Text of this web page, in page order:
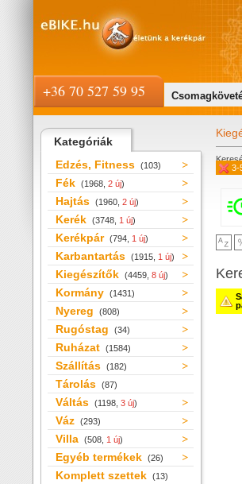
Kategóriák
Edzés, Fitness (103)
Fék (1968, 2 új)
Hajtás (1960, 2 új)
Kerék (3748, 1 új)
Kerékpár (794, 1 új)
Karbantartás (1915, 1 új)
Kiegészítők (4459, 8 új)
Kormány (1431)
Nyereg (808)
Rugóstag (34)
Ruházat (1584)
Szállítás (182)
Tárolás (87)
Váltás (1198, 3 új)
Váz (293)
Villa (508, 1 új)
Egyéb termékek (26)
Komplett szettek (13)
3-
+36 70 527 59 95